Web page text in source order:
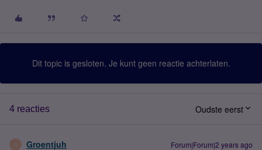
Dit topic is gesloten. Je kunt geen reactie achterlaten.
4 reacties Oudste eerst
G Groentjuh Forum|Forum|2 years ago